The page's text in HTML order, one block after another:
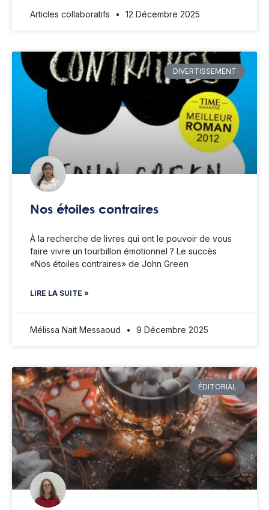
Articles collaboratifs 12 Décembre 2025
DIVERTISSEMENT
Nos étoiles contraires
À la recherche de livres qui ont le pouvoir de vous
faire vivre un tourbillon émotionnel ? Le succès
«Nos étoiles contraires» de John Green
LIRE LA SUITE »
Mélissa Nait Messaoud 9 Décembre 2025
ÉDITORIAL